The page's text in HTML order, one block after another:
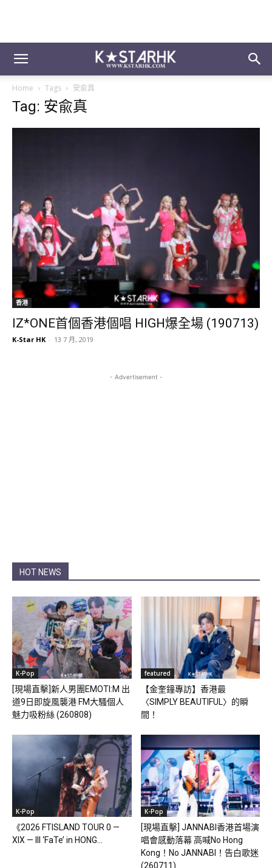
Home Tags 安兪真
Tag: 安兪真
香港
IZ*ONE首個香港個唱 HIGH爆全場 (190713)
K-Star HK - 13 7 月, 2019
- Advertisement -
HOT NEWS
K-Pop
[現場直擊]新人男團EMOTI:M 出
道9日即旋風襲港 FM大騷個人
魅力吸粉絲 (260808)
featured
【金奎鐘專訪】香港最
〈SIMPLY BEAUTIFUL〉的瞬
間！
K-Pop
《2026 FTISLAND TOUR 0 —
XIX — III ‘FaTe’ in HONG...
K-Pop
[現場直擊] JANNABI香港首場演
唱會感動落幕 高喊No Hong
Kong！No JANNABI！告白歌迷
(260711)